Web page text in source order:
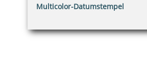
Multicolor-Datumstempel